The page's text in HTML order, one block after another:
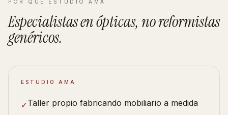
POR QUÉ ESTUDIO AMA
Especialistas enópticas, no reformistas
genéricos.
ESTUDIO AMA
✓Taller propio fabricando mobiliario a medida